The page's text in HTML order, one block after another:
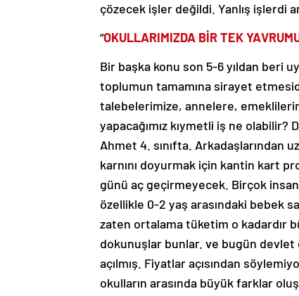
çözecek işler değildi. Yanlış işlerdi
“OKULLARIMIZDA BİR TEK
Bir başka konu son 5-6 yıldan beri
toplumun tamamına sirayet
talebelerimize, annelere,
yapacağımız kıymetli iş ne
Ahmet 4. sınıfta. Arkadaşlarından
karnını doyurmak için kantin kart
günü aç geçirmeyecek. Birçok
özellikle 0-2 yaş arasındaki bebek
zaten ortalama tüketim o kadardır
dokunuşlar bunlar. ve bugün devlet
açılmış. Fiyatlar açısından
okulların arasında büyük farklar